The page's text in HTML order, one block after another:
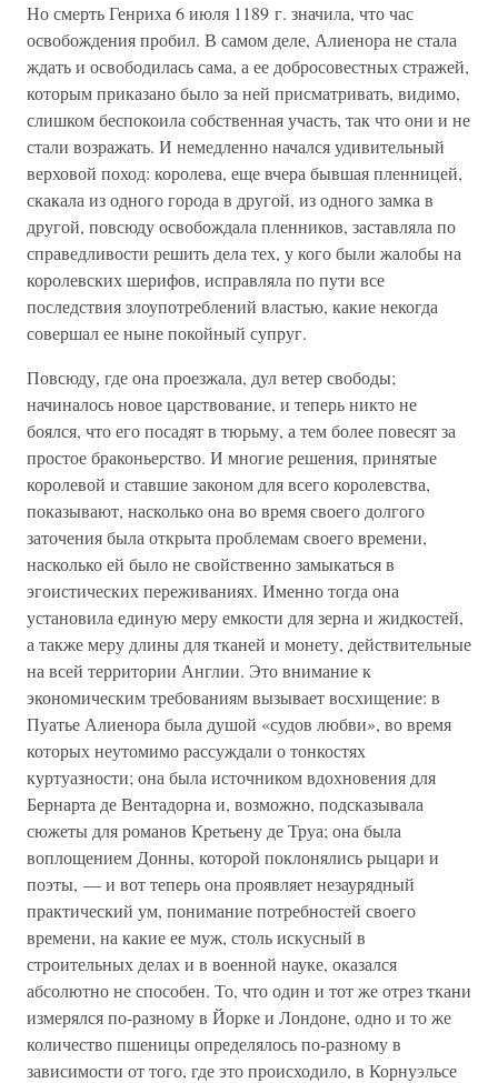
Но смерть Генриха 6 июля 1189 г. значила, что час
освобождения пробил. В самом деле, Алиенора не стала
ждать и освободилась сама, а ее добросовестных стражей,
которым приказано было за ней присматривать, видимо,
слишком беспокоила собственная участь, так что они и не
стали возражать. И немедленно начался удивительный
верховой поход: королева, еще вчера бывшая пленницей,
скакала из одного города в другой, из одного замка в
другой, повсюду освобождала пленников, заставляла по
справедливости решить дела тех, у кого были жалобы на
королевских шерифов, исправляла по пути все
последствия злоупотреблений властью, какие некогда
совершал ее ныне покойный супруг.
Повсюду, где она проезжала, дул ветер свободы;
начиналось новое царствование, и теперь никто не
боялся, что его посадят в тюрьму, а тем более повесят за
простое браконьерство. И многие решения, принятые
королевой и ставшие законом для всего королевства,
показывают, насколько она во время своего долгого
заточения была открыта проблемам своего времени,
насколько ей было не свойственно замыкаться в
эгоистических переживаниях. Именно тогда она
установила единую меру емкости для зерна и жидкостей,
а также меру длины для тканей и монету, действительные
на всей территории Англии. Это внимание к
экономическим требованиям вызывает восхищение: в
Пуатье Алиенора была душой «судов любви», во время
которых неутомимо рассуждали о тонкостях
куртуазности; она была источником вдохновения для
Бернарта де Вентадорна и, возможно, подсказывала
сюжеты для романов Кретьену де Труа; она была
воплощением Донны, которой поклонялись рыцари и
поэты, — и вот теперь она проявляет незаурядный
практический ум, понимание потребностей своего
времени, на какие ее муж, столь искусный в
строительных делах и в военной науке, оказался
абсолютно не способен. То, что один и тот же отрез ткани
измерялся по-разному в Йорке и Лондоне, одно и то же
количество пшеницы определялось по-разному в
зависимости от того, где это происходило, в Корнуэльсе